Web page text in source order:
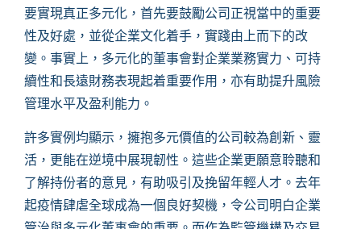
要實現真正多元化，首先要鼓勵公司正視當中的重要
性及好處，並從企業文化着手，實踐由上而下的改
變。事實上，多元化的董事會對企業業務實力、可持
續性和長遠財務表現起着重要作用，亦有助提升風險
管理水平及盈利能力。
許多實例均顯示，擁抱多元價值的公司較為創新、靈
活，更能在逆境中展現韌性。這些企業更願意聆聽和
了解持份者的意見，有助吸引及挽留年輕人才。去年
起疫情肆虐全球成為一個良好契機，令公司明白企業